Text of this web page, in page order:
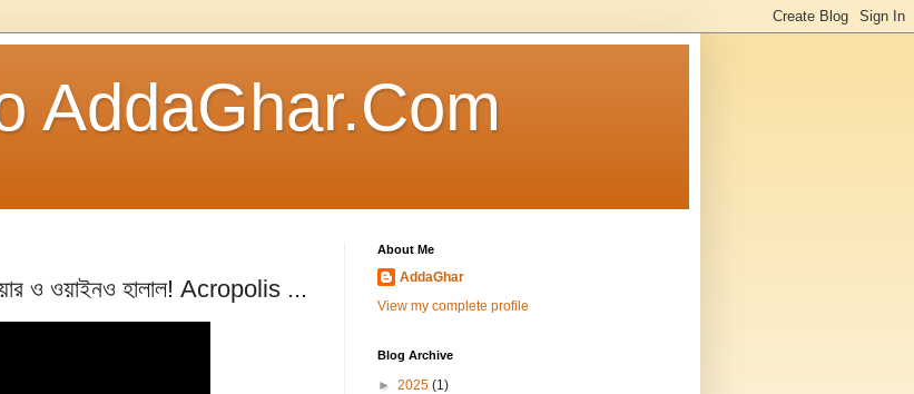
AddaGhar.Com
বিয়ার ও ওয়াইনও হালাল! Acropolis ...
About Me
AddaGhar
View my complete profile
Blog Archive
► 2025 (1)